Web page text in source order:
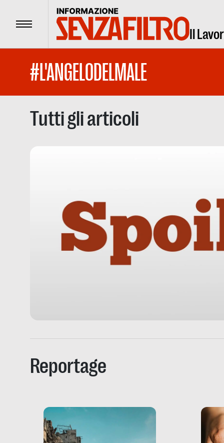
Menu Il
#L'ANGELODELMALE
Tutti gli articoli
Reportage